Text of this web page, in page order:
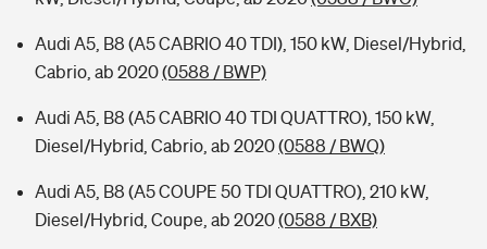
Audi A5, B8 (A5 CABRIO 40 TDI), 150 kW, Diesel/Hybrid,
Cabrio, ab 2020(0588 / BWP)
Audi A5, B8 (A5 CABRIO 40 TDI QUATTRO), 150 kW,
Diesel/Hybrid, Cabrio, ab 2020(0588 / BWQ)
Audi A5, B8 (A5 COUPE 50 TDI QUATTRO), 210 kW,
Diesel/Hybrid, Coupe, ab 2020(0588 / BXB)